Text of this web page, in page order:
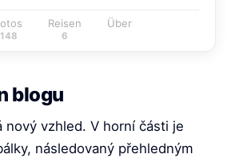
148
Reisen
6
Über
blogu
nový vzhled. V horní části je
následovaný přehledným